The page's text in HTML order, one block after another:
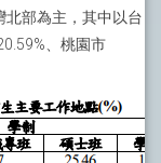
北部為主，其中以台
、桃園市